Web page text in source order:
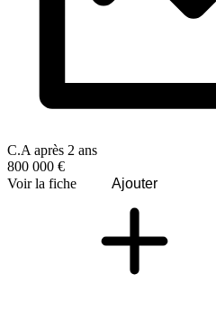
C.A après 2 ans
800 000 €
Voir la fiche
Ajouter